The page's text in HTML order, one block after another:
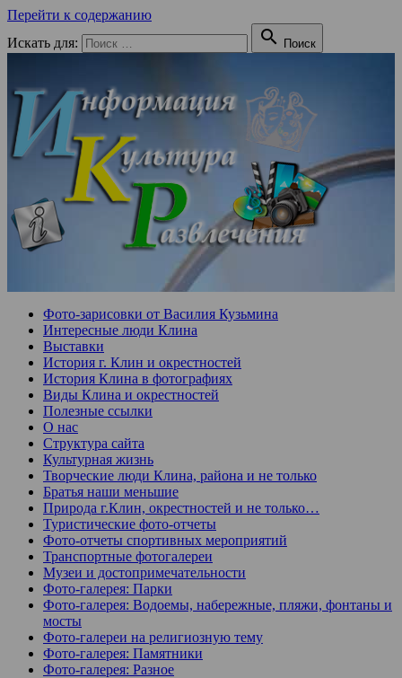
Перейти к содержанию
Искать для:
 Поиск
Фото-зарисовки от Василия Кузьмина
Интересные люди Клина
Выставки
История г. Клин и окрестностей
История Клина в фотографиях
Виды Клина и окрестностей
Полезные ссылки
О нас
Структура сайта
Культурная жизнь
Творческие люди Клина, района и не только
Братья наши меньшие
Природа г.Клин, окрестностей и не только…
Туристические фото-отчеты
Фото-отчеты спортивных мероприятий
Транспортные фотогалереи
Музеи и достопримечательности
Фото-галерея: Парки
Фото-галерея: Водоемы, набережные, пляжи, фонтаны и
мосты
Фото-галереи на религиозную тему
Фото-галерея: Памятники
Фото-галерея: Разное